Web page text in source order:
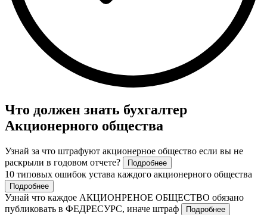
Что должен знать бухгалтер
Акционерного общества
Узнай за что штрафуют акционерное общество если вы не
раскрыли в годовом отчете?
Подробнее
10 типовых ошибок устава каждого акционерного общества
Подробнее
Узнай что каждое АКЦИОНРЕНОЕ ОБЩЕСТВО обязано
публиковать в ФЕДРЕСУРС, иначе штраф
Подробнее